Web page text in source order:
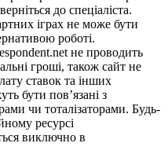
до спеціаліста.
іграх не може бути
роботі.
не проводить
гроші, також сайт не
ставок та інших
бути пов’язані з
чи тоталізаторами. Будь-
ресурсі
виключно в